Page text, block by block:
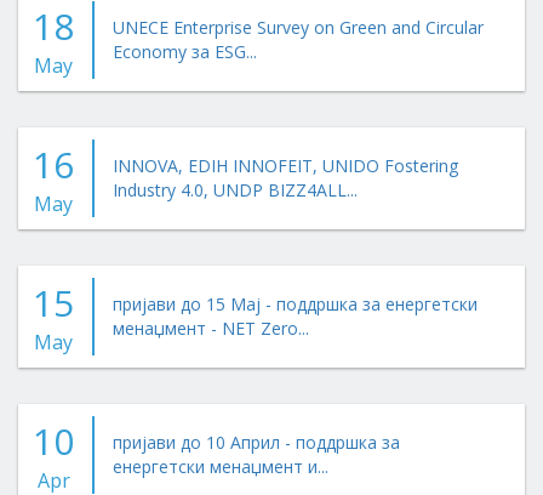
18
May
UNECE Enterprise Survey on Green and Circular
Economy за ESG...
16
May
INNOVA, EDIH INNOFEIT, UNIDO Fostering
Industry 4.0, UNDP BIZZ4ALL...
15
May
пријави до 15 Мај - поддршка за енергетски
менаџмент - NET Zero...
10
Apr
пријави до 10 Април - поддршка за
енергетски менаџмент и...